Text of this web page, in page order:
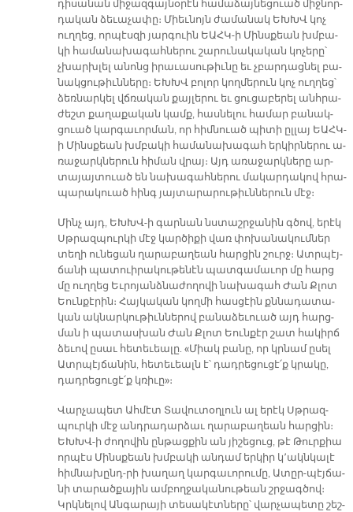
դի­սա­նան մի­ջազ­գայ­նօ­րէն հա­մա­ձայ­նե­ցուած միջ­նոր­
դա­կան ձե­ւա­չա­փը։ Միեւ­նոյն ժա­մա­նակ ԵԽԽՎ կոչ
ուղ­ղեց, որ­պէս­զի յար­գուին ԵԱՀԿ-ի Մինս­քեան խմբա­
կի հա­մա­նա­խա­գահ­նե­րու շա­րու­նա­կա­կան կո­չե­րը՝
չխարխ­լել ա­նոնց ի­րա­ւա­սու­թիւ­նը եւ չբար­դաց­նել բա­
նակ­ցու­թիւն­նե­րը։ ԵԽԽՎ բո­լոր կող­մե­րուն կոչ ուղ­ղեց՝
ձեռ­նար­կել վճռա­կան քայ­լերու եւ ցու­ցա­բե­րել անհ­րա­
ժեշտ քա­ղա­քա­կան կամք, հաս­նե­լու հա­մար բա­նակ­
ցուած կար­գա­ւոր­ման, որ հիմ­նուած պի­տի ըլ­լայ ԵԱՀԿ-
ի Մինս­քեան խմբա­կի հա­մա­նա­խա­գահ եր­կիր­նե­րու ա­
ռա­ջարկ­նե­րուն հի­ման վրայ։ Այդ ա­ռա­ջարկ­նե­րը ար­
տա­յայ­տուած են նա­խա­գահ­նե­րու մա­կար­դա­կով հրա­
պա­րա­կուած հինգ յայ­տա­րա­րու­թիւն­նե­րուն մէջ։
Մինչ այդ, ԵԽԽՎ-ի գար­նան նստաշր­ջա­նին գծով, ե­րէկ
Սթրազ­պուր­կի մէջ կար­ծի­քի վառ փո­խա­նա­կում­ներ
տե­ղի ու­նե­ցան ղա­րա­բա­ղեան հար­ցին շուրջ։ Ատր­պէյ­
ճա­նի պա­տուի­րա­կու­թե­նէն պատ­գա­մա­ւոր մը հարց
մը ուղ­ղեց Եւ­րո­յանձ­նա­ժո­ղո­վի նա­խա­գահ Ժան Քլոտ
Եուն­քէ­րին։ Հայ­կա­կան կող­մի հաս­ցէին քննա­դա­տա­
կան ակ­նար­կու­թիւն­նե­րով բա­նա­ձե­ւուած այդ հարց­
ման ի պա­տաս­խան Ժան Քլոտ Եուն­քէր շատ հա­կիրճ
ձե­ւով ը­սաւ հե­տե­ւեա­լը. «Միակ բա­նը, որ կրնամ ը­սել
Ատր­պէյ­ճա­նին, հե­տե­ւեալն է՝ դադ­րե­ցու­ցէ՛ք կրա­կը,
դադ­րե­ցու­ցէ՛ք կռի­ւը»։
Վար­չա­պետ Ահ­մէտ Տա­վու­տօղ­լուն ալ ե­րէկ Սթրազ­
պուր­կի մէջ անդ­րա­դար­ձաւ ղա­րա­բա­ղեան հար­ցին։
ԵԽԽՎ-ի ժո­ղո­վին ըն­թաց­քին ան յի­շե­ցուց, թէ Թուր­քիա
որ­պէս Մինս­քեան խմբա­կի ան­դամ եր­կիր կ՚ակն­կա­լէ
հիմ­նախընդ-րի խա­ղաղ կար­գա­ւո­րու­մը, Ատըր-պէյ­ճա­
նի տա­րած­քա­յին ամ­բող­ջա­կա­նու­թեան շրջագ­ծով։
Կրկնե­լով Ան­գա­րա­յի տե­սա­կէտ­նե­րը՝ վար­չա­պե­տը շեշ­